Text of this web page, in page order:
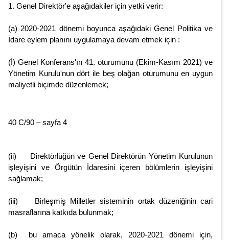
1. Genel Direktör'e aşağıdakiler için yetki verir:
(a) 2020-2021 dönemi boyunca aşağıdaki Genel Politika ve
İdare eylem planını uygulamaya devam etmek için :
(İ) Genel Konferans'ın 41. oturumunu (Ekim-Kasım 2021) ve
Yönetim Kurulu'nun dört ile beş olağan oturumunu en uygun
maliyetli biçimde düzenlemek;
40 C/90 – sayfa 4
(ii) Direktörlüğün ve Genel Direktörün Yönetim Kurulunun
işleyişini ve Örgütün İdaresini içeren bölümlerin işleyişini
sağlamak;
(iii) Birleşmiş Milletler sisteminin ortak düzeniğinin cari
masraflarına katkıda bulunmak;
(b) bu amaca yönelik olarak, 2020-2021 dönemi için,